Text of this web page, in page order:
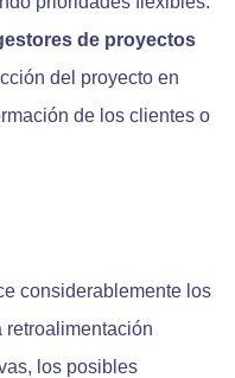
de proyectos
del proyecto en
de los clientes o
considerablemente los
retroalimentación
los posibles